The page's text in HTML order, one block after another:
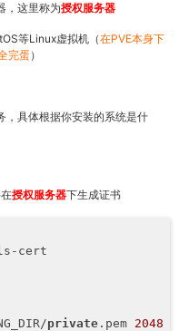
，这里称为授权服务器
等Linux虚拟机（在PVE本身下
完蛋 ）
具体根据你安装的系统是什
授权服务器下生成证书
cert
private.pem 2048